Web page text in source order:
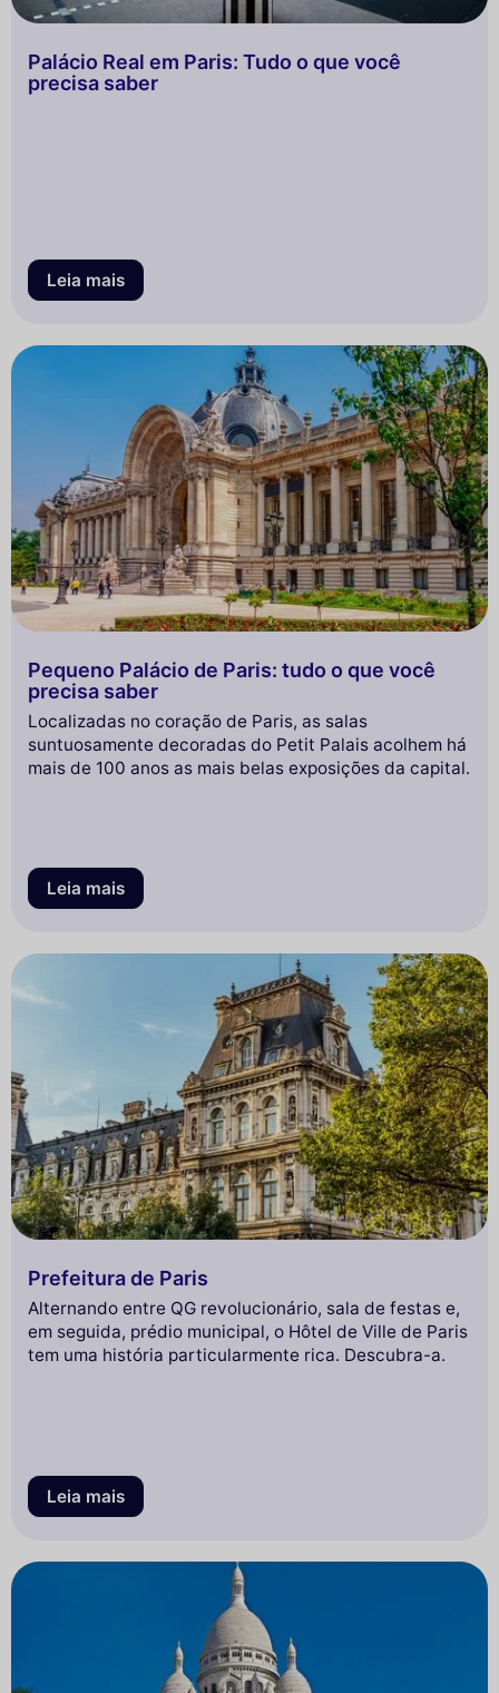
Palácio Real em Paris: Tudo o que você
precisa saber
Leia mais
Pequeno Palácio de Paris: tudo o que você
precisa saber
Localizadas no coração de Paris, as salas
suntuosamente decoradas do Petit Palais acolhem há
mais de 100 anos as mais belas exposições da capital.
Leia mais
Prefeitura de Paris
Alternando entre QG revolucionário, sala de festas e,
em seguida, prédio municipal, o Hôtel de Ville de Paris
tem uma história particularmente rica. Descubra-a.
Leia mais